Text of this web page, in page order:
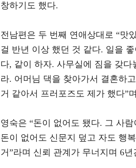
창하기도 했다.
전남편은 두 번째 연애상대로 “맛
걸 반년 이상 했던 것 같다. 일을
다, 같이 하자. 사무실에 짐을 갖
라. 어머님 댁을 찾아가서 결혼하
거 같아서 프러포즈도 제가 했다”
영숙은 “돈이 없어도 됐다. 그 사
돈이 없어도 신문지 덮고 자도 행
거”라며 신뢰 관계가 무너지며 6